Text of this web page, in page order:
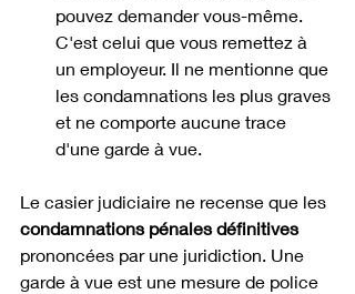
pouvez demander vous-même.
C'est celui que vous remettez à
un employeur. Il ne mentionne que
les condamnations les plus graves
et ne comporte aucune trace
d'une garde à vue.
Le casier judiciaire ne recense que les
condamnations pénales définitives
prononcées par une juridiction. Une
garde à vue est une mesure de police